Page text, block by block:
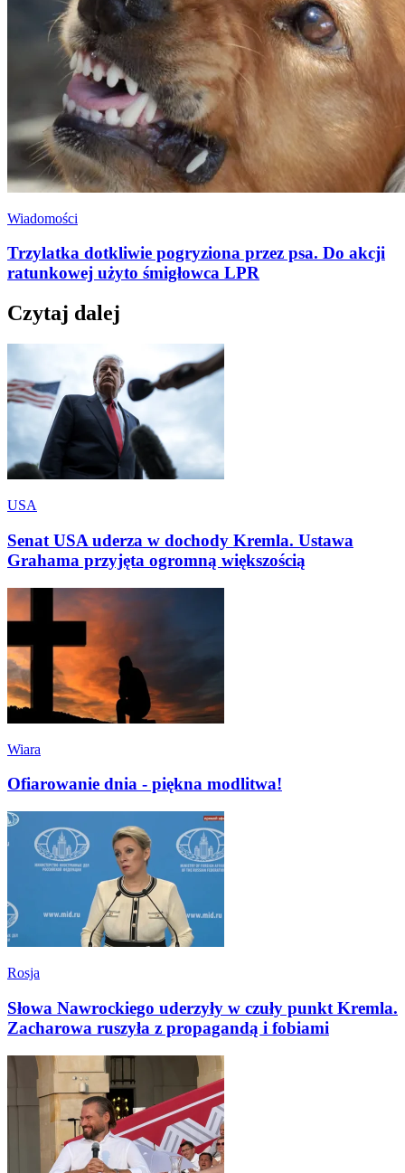
Wiadomości
Trzylatka dotkliwie pogryziona przez psa. Do akcji
ratunkowej użyto śmigłowca LPR
Czytaj dalej
USA
Senat USA uderza w dochody Kremla. Ustawa
Grahama przyjęta ogromną większością
Wiara
Ofiarowanie dnia - piękna modlitwa!
Rosja
Słowa Nawrockiego uderzyły w czuły punkt Kremla.
Zacharowa ruszyła z propagandą i fobiami